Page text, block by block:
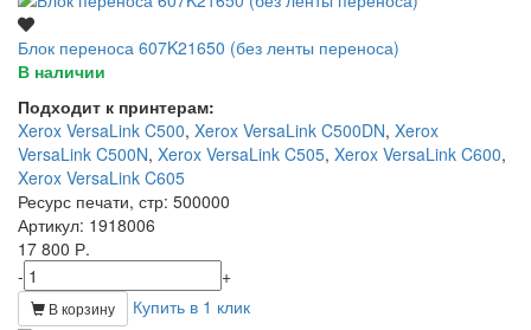
Блок переноса 607K21650 (без ленты переноса)
В наличии
Подходит к принтерам:
Xerox VersaLink C500, Xerox VersaLink C500DN, Xerox
VersaLink C500N, Xerox VersaLink C505, Xerox VersaLink C600,
Xerox VersaLink C605
Ресурс печати, стр: 500000
Артикул: 1918006
17 800 Р.
-
+
В корзину Купить в 1 клик